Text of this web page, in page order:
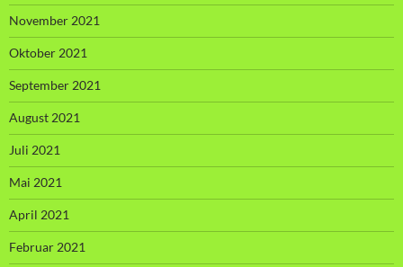
November 2021
Oktober 2021
September 2021
August 2021
Juli 2021
Mai 2021
April 2021
Februar 2021